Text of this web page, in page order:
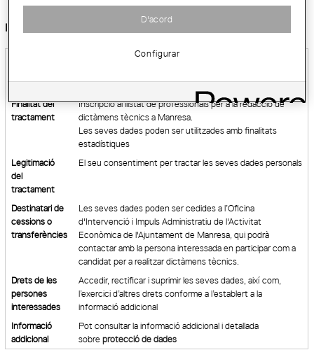
Informació bàsica sobre protecció de dades:
tractament
Col·legi d’Arquitectes de Catalunya "COAC"
Finalitat del
tractament
​​Inscripció​ ​al llistat de professionals per a la redacció de
dictàmens tècnics a Manresa​.
Les seves dades poden ser utilitzades amb finalitats
estadístiques
Legitimació
del
tractament
El seu consentiment per tractar les seves dades personals
Destinatari de
cessions o
transferències
Les seves dades poden ser cedides a l’Oficina
d'Intervenció i Impuls Administratiu de l'Activitat
Econòmica de l'Ajuntament de Manresa, qui podrà
contactar amb la persona interessada en participar com a
candidat per a realitzar dictàmens tècnics.
Drets de les
persones
interessades
Accedir, rectificar i suprimir les seves dades, així com,
l’exercici d’altres drets conforme a l’establert a la
informació addicional
Informació
addicional
Pot consultar la informació addicional i detallada
sobreprotecció de dades
D'acord
Configurar